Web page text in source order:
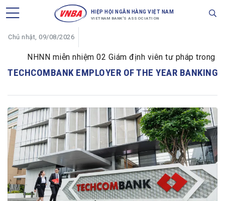
HIỆP HỘI NGÂN HÀNG VIỆT NAM
VIETNAM BANK'S ASSOCIATION
Chủ nhật, 09/08/2026
NHNN miễn nhiệm 02 Giám định viên tư pháp trong
TECHCOMBANK EMPLOYER OF THE YEAR BANKING